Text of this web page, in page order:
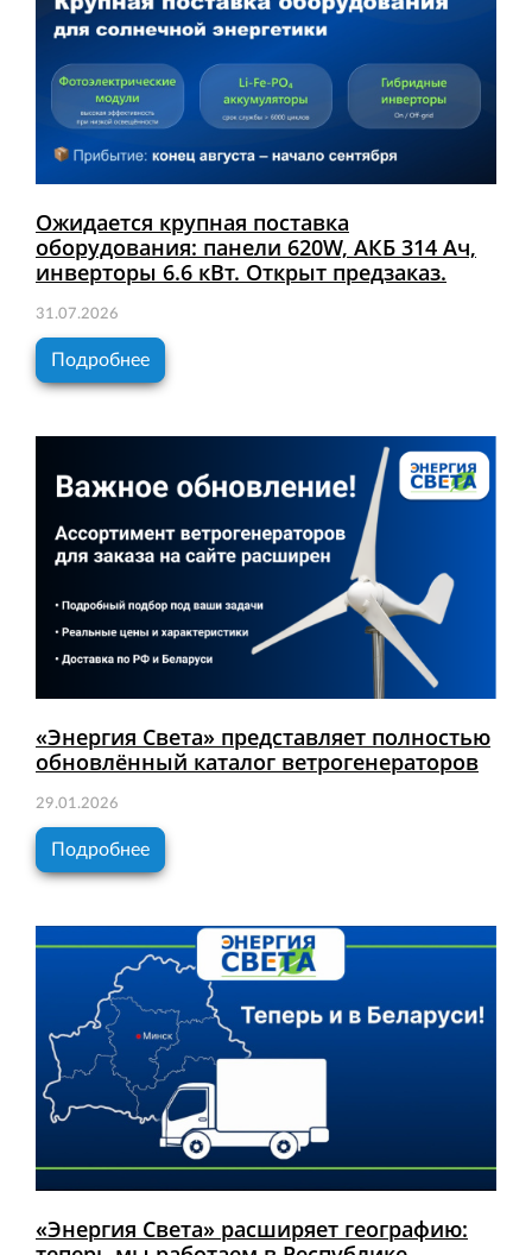
Ожидается крупная поставка
оборудования: панели 620W, АКБ 314 Ач,
инверторы 6.6 кВт. Открыт предзаказ.
31.07.2026
Подробнее
«Энергия Света» представляет полностью
обновлённый каталог ветрогенераторов
29.01.2026
Подробнее
«Энергия Света» расширяет географию: